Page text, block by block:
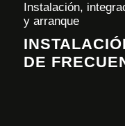
Instalación,
y arranque
DE